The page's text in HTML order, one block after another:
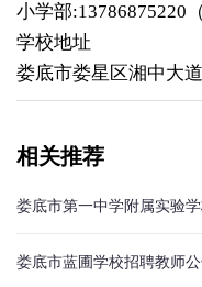
小学部:13786875220
学校地址
娄底市娄星区湘中大
相关推荐
娄底市第一中学附属实验
娄底市蓝圃学校招聘教师